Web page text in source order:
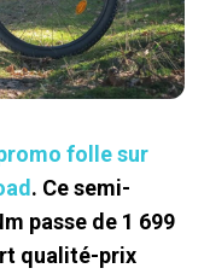
folle sur
. Ce semi-
passe de 1 699
qualité-prix